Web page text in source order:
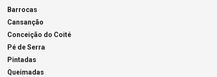
Barrocas
Cansanção
Conceição do Coité
Pé de Serra
Pintadas
Queimadas